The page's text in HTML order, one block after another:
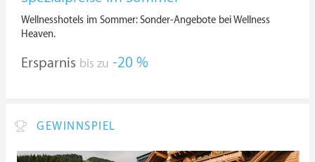
Wellnesshotels im Sommer: Sonder-Angebote bei Wellness
Heaven.
Ersparnis bis zu -20 %
GEWINNSPIEL